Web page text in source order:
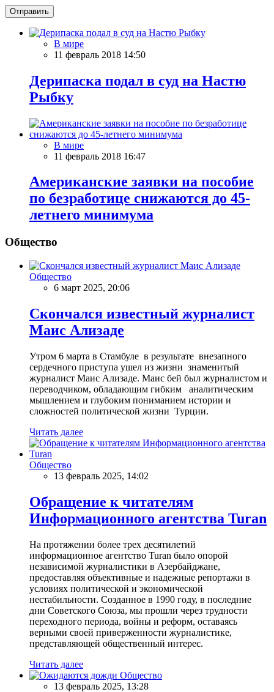
Отправить
В мире
11 февраль 2018 14:50
Дерипаска подал в суд на Настю
Рыбку
В мире
11 февраль 2018 16:47
Американские заявки на пособие
по безработице снижаются до 45-
летнего минимума
Общество
Общество
6 март 2025, 20:06
Скончался известный журналист
Маис Ализаде
Утром 6 марта в Стамбуле в результате внезапного
сердечного приступа ушел из жизни знаменитый
журналист Маис Ализаде. Маис бей был журналистом и
переводчиком, обладающим гибким аналитическим
мышлением и глубоким пониманием истории и
сложностей политической жизни Турции.
Читать далее
Общество
13 февраль 2025, 14:02
Обращение к читателям
Информационного агентства Turan
На протяжении более трех десятилетий
информационное агентство Turan было опорой
независимой журналистики в Азербайджане,
предоставляя объективные и надежные репортажи в
условиях политической и экономической
нестабильности. Созданное в 1990 году, в последние
дни Советского Союза, мы прошли через трудности
переходного периода, войны и реформ, оставаясь
верными своей приверженности журналистике,
представляющей общественный интерес.
Читать далее
Общество
13 февраль 2025, 13:28